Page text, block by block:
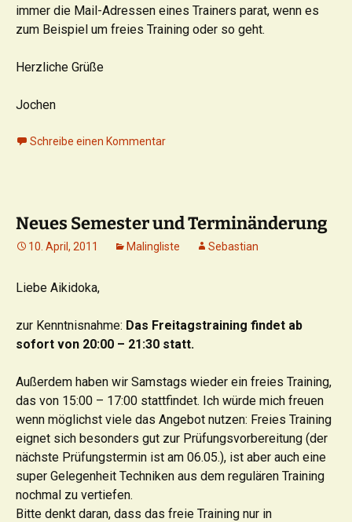
immer die Mail-Adressen eines Trainers parat, wenn es
zum Beispiel um freies Training oder so geht.
Herzliche Grüße
Jochen
Schreibe einen Kommentar
Neues Semester und Terminänderung
10. April, 2011 Malingliste Sebastian
Liebe Aikidoka,
zur Kenntnisnahme: Das Freitagstraining findet ab
sofort von 20:00 – 21:30 statt.
Außerdem haben wir Samstags wieder ein freies Training,
das von 15:00 – 17:00 stattfindet. Ich würde mich freuen
wenn möglichst viele das Angebot nutzen: Freies Training
eignet sich besonders gut zur Prüfungsvorbereitung (der
nächste Prüfungstermin ist am 06.05.), ist aber auch eine
super Gelegenheit Techniken aus dem regulären Training
nochmal zu vertiefen.
Bitte denkt daran, dass das freie Training nur in